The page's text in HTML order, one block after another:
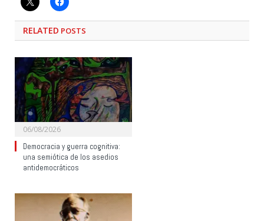
RELATED POSTS
06/08/2026
Democracia y guerra cognitiva:
una semiótica de los asedios
antidemocráticos